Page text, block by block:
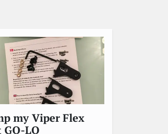
my Viper Flex
LO